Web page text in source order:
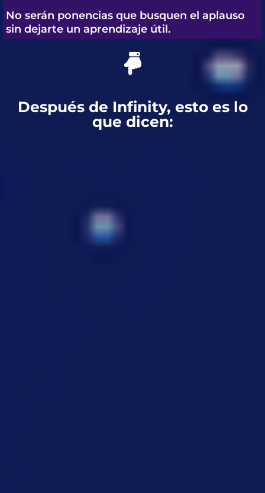
No serán ponencias que busquen el aplauso
sin dejarte un aprendizaje útil.
Después de Infinity, esto es lo
que dicen: